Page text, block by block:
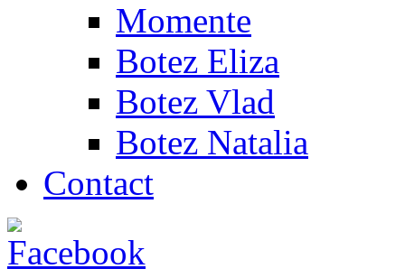
Momente
Botez Eliza
Botez Vlad
Botez Natalia
Contact